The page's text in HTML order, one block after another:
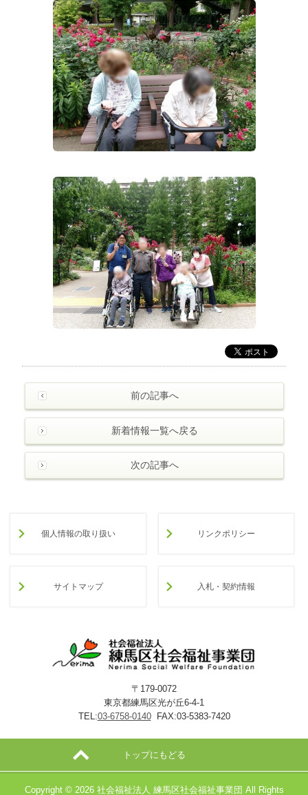
前の記事へ
新着情報一覧へ戻る
次の記事へ
個人情報の取り扱い リンクポリシー
サイトマップ 入札・契約情報
〒179-0072
東京都練馬区光が丘6-4-1
TEL:03-6758-0140FAX:03-5383-7420
トップにもどる
Copyright © 2026 社会福祉法人 練馬区社会福祉事業団 All Rights